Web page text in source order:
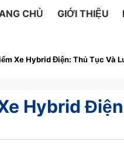
CHỦ GIỚI THIỆU
Xe Hybrid Điện: Thủ Tục Và
Hybrid